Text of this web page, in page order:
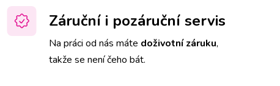
Záruční i pozáruční servis
Na práci od nás máte doživotní záruku,
takže se není čeho bát.